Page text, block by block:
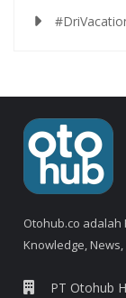
Otohub.co adalah
Knowledge,
PT Otohub